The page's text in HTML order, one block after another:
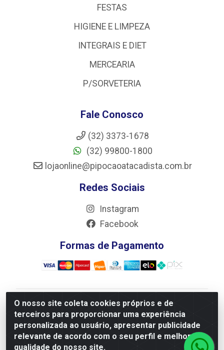
O nosso site coleta cookies próprios e de
terceiros para proporcionar uma experiência
personalizada ao usuário, apresentar publicidade
relevante de acordo com o seu perfil e melhorar a
qualidade do nosso site.
FESTAS
HIGIENE E LIMPEZA
INTEGRAIS E DIET
MERCEARIA
P/SORVETERIA
Fale Conosco
(32) 3373-1678
(32) 99800-1800
lojaonline@pipocaoatacadista.com.br
Redes Sociais
Instagram
Facebook
Formas de Pagamento
JRS Distribuição e Logística LTDA - Rua Antônio do
Sacramento Torga 70, Vila Nossa Senhora de Fatima -
São João Del Rei/MG - CEP 36305-334 - CNPJ
66.194.085/0001-02